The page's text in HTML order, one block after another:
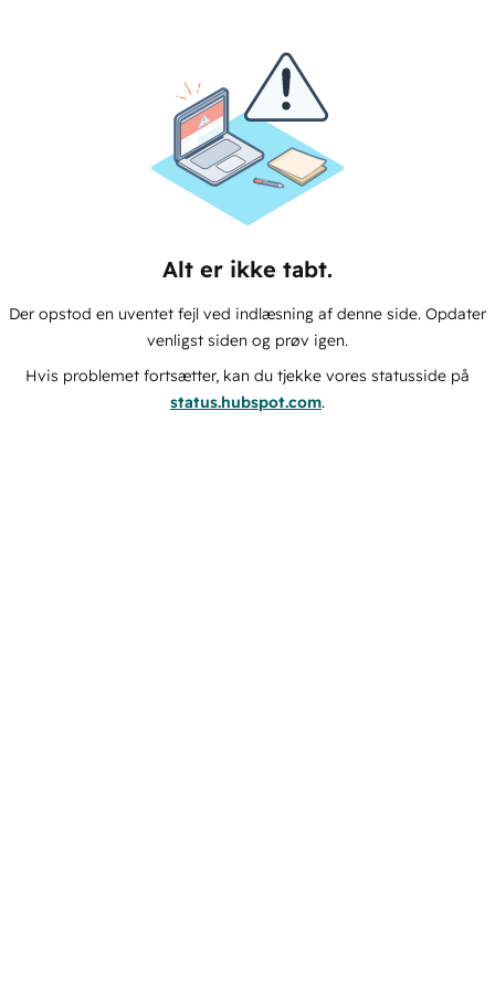
Alt er ikke tabt.
Der opstod en uventet fejl ved indlæsning af denne side. Opdater
venligst siden og prøv igen.
Hvis problemet fortsætter, kan du tjekke vores statusside på
status.hubspot.com.